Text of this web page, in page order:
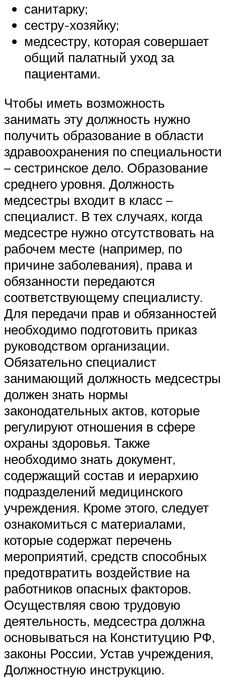
санитарку;
сестру-хозяйку;
медсестру, которая совершает
общий палатный уход за
пациентами.
Чтобы иметь возможность
занимать эту должность нужно
получить образование в области
здравоохранения по специальности
– сестринское дело. Образование
среднего уровня. Должность
медсестры входит в класс –
специалист. В тех случаях, когда
медсестре нужно отсутствовать на
рабочем месте (например, по
причине заболевания), права и
обязанности передаются
соответствующему специалисту.
Для передачи прав и обязанностей
необходимо подготовить приказ
руководством организации.
Обязательно специалист
занимающий должность медсестры
должен знать нормы
законодательных актов, которые
регулируют отношения в сфере
охраны здоровья. Также
необходимо знать документ,
содержащий состав и иерархию
подразделений медицинского
учреждения. Кроме этого, следует
ознакомиться с материалами,
которые содержат перечень
мероприятий, средств способных
предотвратить воздействие на
работников опасных факторов.
Осуществляя свою трудовую
деятельность, медсестра должна
основываться на Конституцию РФ,
законы России, Устав учреждения,
Должностную инструкцию.